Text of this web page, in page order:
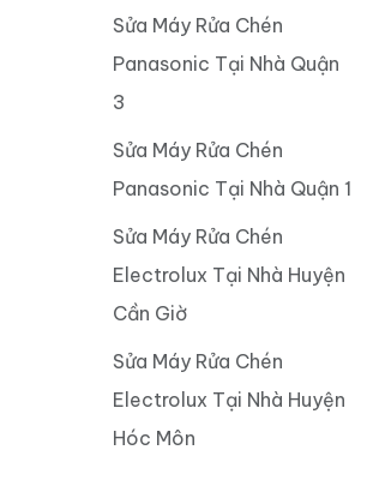
Sửa Máy Rửa Chén
Panasonic Tại Nhà Quận
3
Sửa Máy Rửa Chén
Panasonic Tại Nhà Quận 1
Sửa Máy Rửa Chén
Electrolux Tại Nhà Huyện
Cần Giờ
Sửa Máy Rửa Chén
Electrolux Tại Nhà Huyện
Hóc Môn